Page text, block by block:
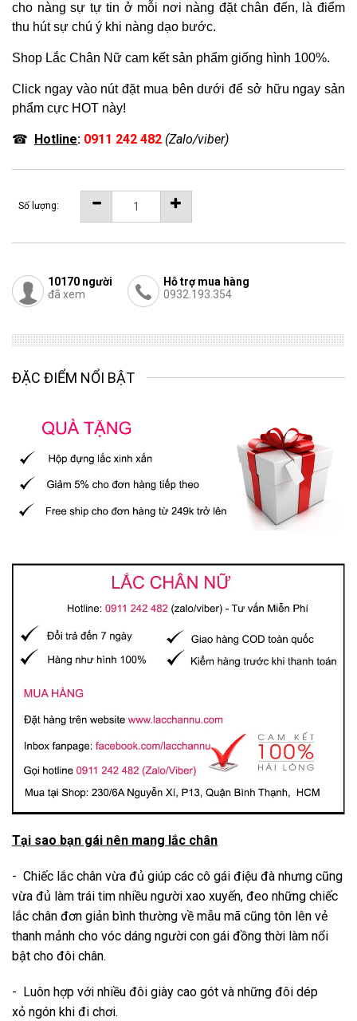
cho nàng sự tự tin ở mỗi nơi nàng đặt chân đến, là điểm
thu hút sự chú ý khi nàng dạo bước.
Shop Lắc Chân Nữ cam kết sản phẩm giống hình 100%.
Click ngay vào nút đặt mua bên dưới để sở hữu ngay sản
phẩm cực HOT này!
☎ Hotline: 0911 242 482 (Zalo/viber)
Số lượng:
10170 người
đã xem
Hỗ trợ mua hàng
0932.193.354
ĐẶC ĐIỂM NỔI BẬT
Tại sao bạn gái nên mang lắc chân
- Chiếc lắc chân vừa đủ giúp các cô gái điệu đà nhưng cũng
vừa đủ làm trái tim nhiều người xao xuyến, đeo những chiếc
lắc chân đơn giản bình thường về mẫu mã cũng tôn lên vẻ
thanh mảnh cho vóc dáng người con gái đồng thời làm nổi
bật cho đôi chân.
- Luôn hợp với nhiều đôi giày cao gót và những đôi dép
xỏ ngón khi đi chơi.